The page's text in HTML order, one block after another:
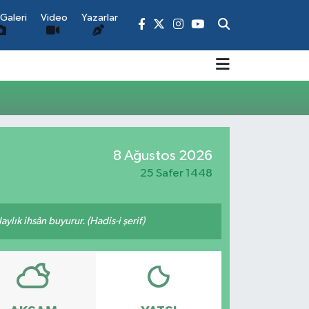
Video Yazarlar
8 Ağustos 2026
25 Safer 1448
ihsân buyurur. (Hadis-i şerif)